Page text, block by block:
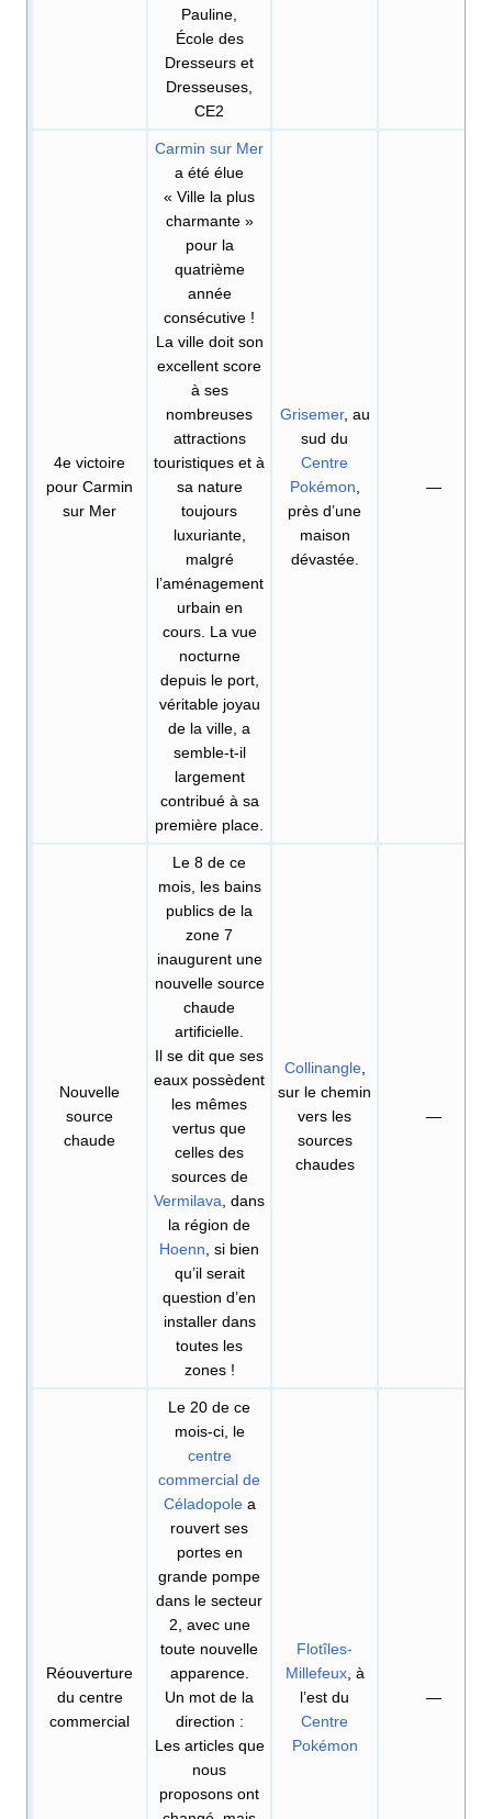
Pauline,
École des
Dresseurs et
Dresseuses,
CE2
4e victoire
pour Carmin
sur Mer
Carmin sur Mer
a été élue
« Ville la plus
charmante »
pour la
quatrième
année
consécutive !
La ville doit son
excellent score
à ses
nombreuses
attractions
touristiques et à
sa nature
toujours
luxuriante,
malgré
l’aménagement
urbain en
cours. La vue
nocturne
depuis le port,
véritable joyau
de la ville, a
semble-t-il
largement
contribué à sa
première place.
Grisemer, au
sud du
Centre
Pokémon
près d’une
maison
dévastée.
—
Nouvelle
source
chaude
Le 8 de ce
mois, les bains
publics de la
zone 7
inaugurent une
nouvelle source
chaude
artificielle.
Il se dit que ses
eaux possèdent
les mêmes
vertus que
celles des
sources de
Vermilava , dans
la région de
Hoenn , si bien
qu’il serait
question d’en
installer dans
toutes les
zones !
Collinangle,
sur le chemin
vers les
sources
chaudes
—
Réouverture
du centre
commercial
Le 20 de ce
mois-ci, le
centre
commercial de
Céladopolea
rouvert ses
portes en
grande pompe
dans le secteur
2, avec une
toute nouvelle
apparence.
Un mot de la
direction :
Les articles que
nous
proposons ont
Flotîles-
Millefeux, à
l’est du
Centre
Pokémon
—